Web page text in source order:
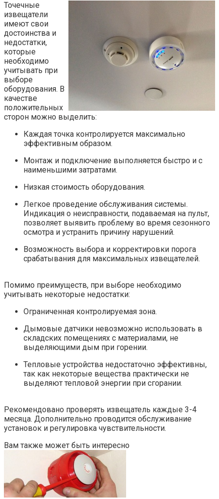
Точечные
извещатели
имеют свои
достоинства и
недостатки,
которые
необходимо
учитывать при
выборе
оборудования. В
качестве
положительных
сторон можно выделить:
Каждая точка контролируется максимально
эффективным образом.
Монтаж и подключение выполняется быстро и с
наименьшими затратами.
Низкая стоимость оборудования.
Легкое проведение обслуживания системы.
Индикация о неисправности, подаваемая на пульт,
позволяет выявить проблему во время сезонного
осмотра и устранить причину нарушений.
Возможность выбора и корректировки порога
срабатывания для максимальных извещателей.
Помимо преимуществ, при выборе необходимо
учитывать некоторые недостатки:
Ограниченная контролируемая зона.
Дымовые датчики невозможно использовать в
складских помещениях с материалами, не
выделяющими дым при горении.
Тепловые устройства недостаточно эффективны,
так как некоторые вещества практически не
выделяют тепловой энергии при сгорании.
Рекомендовано проверять извещатель каждые 3-4
месяца. Дополнительно проводится обслуживание
установок и регулировка чувствительности.
Вам также может быть интересно